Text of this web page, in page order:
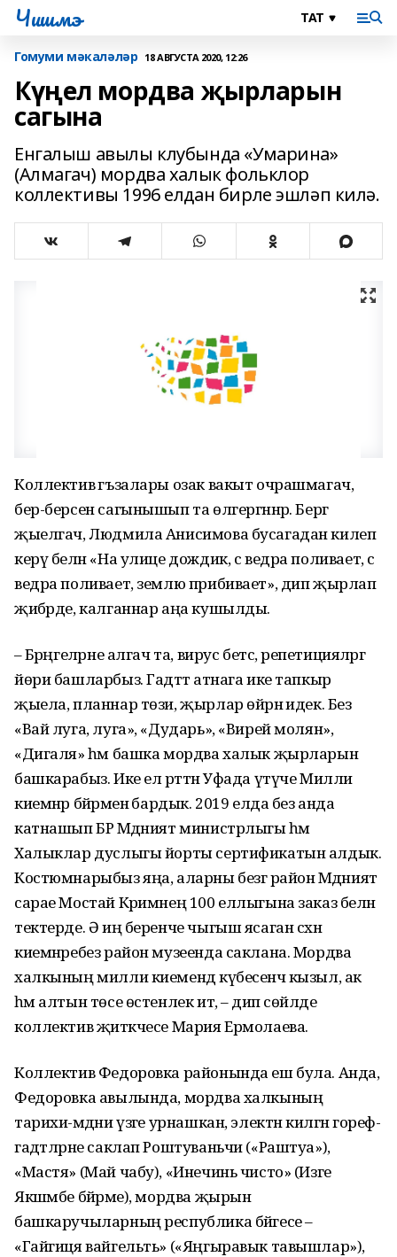
Чишмэ
Гомуми мәкаләләр 18 АВГУСТА 2020, 12:26
Күңел мордва җырларын
сагына
Енгалыш авылы клубында «Умарина»
(Алмагач) мордва халык фольклор
коллективы 1996 елдан бирле эшләп килә.
Коллектив әгъзалары озак вакыт очрашмагач,
бер-берсен сагынышып та өлгергәннәр. Бергә
җыелгач, Людмила Анисимова бусагадан килеп
керү белән «На улице дождик, с ведра поливает, с
ведра поливает, землю прибивает», дип җырлап
җибәрде, калганнар аңа кушылды.
– Бәрәңгеләрне алгач та, вирус бетсә, репетицияләргә
йөри башларбыз. Гадәттә атнага ике тапкыр
җыела, планнар төзи, җырлар өйрәнә идек. Без
«Вай луга, луга», «Дударь», «Вирей молян»,
«Дигаля» һәм башка мордва халык җырларын
башкарабыз. Ике ел рәттән Уфада үтүче Милли
киемнәр бәйрәменә бардык. 2019 елда без анда
катнашып БР Мәдәният министрлыгы һәм
Халыклар дуслыгы йорты сертификатын алдык.
Костюмнарыбыз яңа, аларны безгә район Мәдәният
сарае Мостай Кәримнең 100 еллыгына заказ белән
тектерде. Ә иң беренче чыгыш ясаган сәхнә
киемнәребез район музеенда саклана. Мордва
халкының милли киемендә күбесенчә кызыл, ак
һәм алтын төсе өстенлек итә, – дип сөйләде
коллектив җитәкчесе Мария Ермолаева.
Коллектив Федоровка районында еш була. Анда,
Федоровка авылында, мордва халкының
тарихи-мәдәни үзәге урнашкан, электән килгән гореф-
гадәтләрне саклап Роштуваньчи («Раштуа»),
«Мастя» (Май чабу), «Инечинь чисто» (Изге
Якшәмбе бәйрәме), мордва җырын
башкаручыларның республика бәйгесе –
«Гайгиця вайгельть» («Яңгыравык тавышлар»),